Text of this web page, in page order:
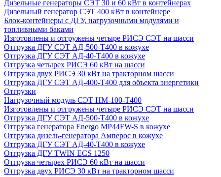
Дизельные генераторы СЭТ 30 и 60 кВт в контейнерах
Дизельный генератор СЭТ 400 кВт в контейнере
Блок-контейнеры с ДГУ, нагрузочными модулями и
топливными баками
Изготовлены и отгружены четыре РИСЭ СЭТ на шасси
Отгрузка ДГУ СЭТ АД-500-Т400 в кожухе
Отгрузка ДГУ СЭТ АД-40-Т400 в кожухе
Отгрузка четырех РИСЭ 60 кВт на шасси
Отгрузка двух РИСЭ 30 кВт на тракторном шасси
Отгрузка ДГУ СЭТ АД-400-Т400 для объекта энергетики
Отгрузки
Нагрузочный модуль СЭТ НМ-100-Т400
Изготовлены и отгружены четыре РИСЭ СЭТ на шасси
Отгрузка ДГУ СЭТ АД-500-Т400 в кожухе
Отгрузка генератора Energo MP44FW-S в кожухе
Отгрузка дизель-генератора Амперос в кожухе
Отгрузка ДГУ СЭТ АД-40-Т400 в кожухе
Отгрузка ДГУ TWIN ECS 1250
Отгрузка четырех РИСЭ 60 кВт на шасси
Отгрузка двух РИСЭ 30 кВт на тракторном шасси